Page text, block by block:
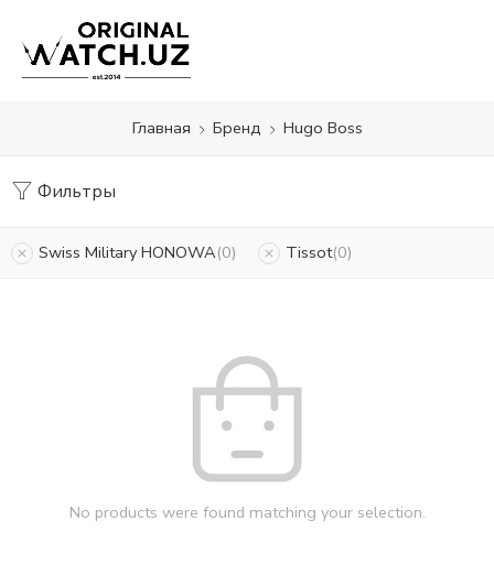
Главная Бренд Hugo Boss
Фильтры
Swiss Military HONOWA 0 Tissot 0
No products were found matching your selection.